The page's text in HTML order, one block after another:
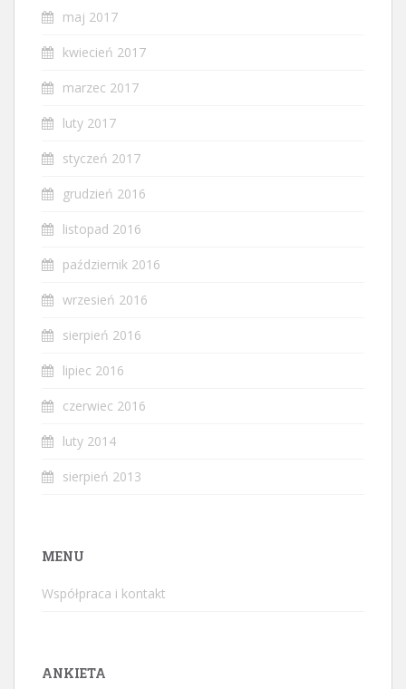
maj 2017
kwiecień 2017
marzec 2017
luty 2017
styczeń 2017
grudzień 2016
listopad 2016
październik 2016
wrzesień 2016
sierpień 2016
lipiec 2016
czerwiec 2016
luty 2014
sierpień 2013
MENU
Współpraca i kontakt
ANKIETA